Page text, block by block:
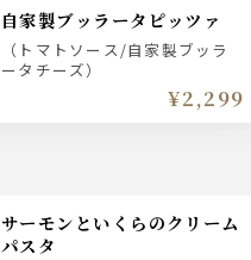
自家製ブッラータピッツァ
（トマトソース/自家製ブッラ
ータチーズ）
¥2,299
サーモンといくらのクリーム
パスタ